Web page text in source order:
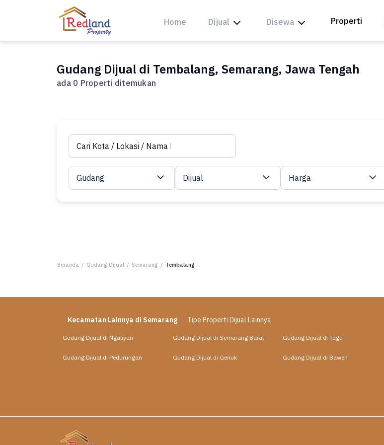
Home Dijual Disewa Properti
Gudang Dijual di Tembalang, Semarang, Jawa Tengah
ada 0 Properti ditemukan
Gudang Dijual Harga
Beranda / Gudang Dijual / Semarang / Tembalang
Kecamatan Lainnya di Semarang Tipe Properti Dijual Lainnya
Gudang Dijual di Ngaliyan Gudang Dijual di Semarang Barat Gudang Dijual di Tugu
Gudang Dijual di Pedurungan Gudang Dijual di Genuk Gudang Dijual di Bawen